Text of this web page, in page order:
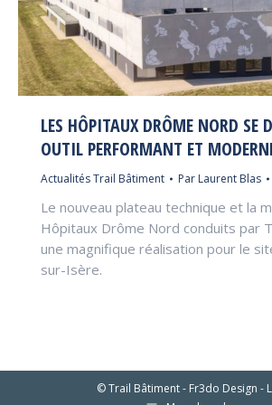
LES HÔPITAUX DRÔME NORD SE
OUTIL PERFORMANT ET
Actualités Trail Bâtiment Par Laurent Blas
Le nouveau plateau technique et la
Hôpitaux Drôme Nord conduits par
une magnifique réalisation pour le
sur-Isère.
© Trail Bâtiment - Fr3do Design -